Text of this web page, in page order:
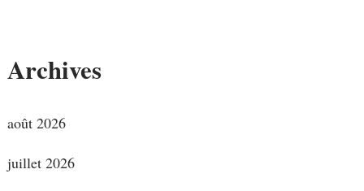
Archives
août 2026
juillet 2026